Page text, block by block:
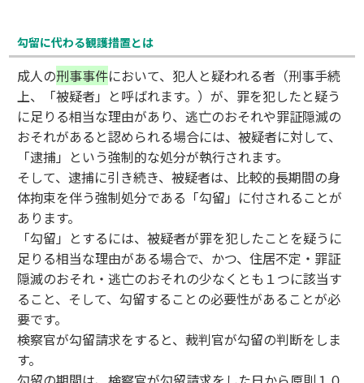
勾留に代わる観護措置とは
成人の刑事事件において、犯人と疑われる者（刑事手続
上、「被疑者」と呼ばれます。）が、罪を犯したと疑う
に足りる相当な理由があり、逃亡のおそれや罪証隠滅の
おそれがあると認められる場合には、被疑者に対して、
「逮捕」という強制的な処分が執行されます。
そして、逮捕に引き続き、被疑者は、比較的長期間の身
体拘束を伴う強制処分である「勾留」に付されることが
あります。
「勾留」とするには、被疑者が罪を犯したことを疑うに
足りる相当な理由がある場合で、かつ、住居不定・罪証
隠滅のおそれ・逃亡のおそれの少なくとも１つに該当す
ること、そして、勾留することの必要性があることが必
要です。
検察官が勾留請求をすると、裁判官が勾留の判断をしま
す。